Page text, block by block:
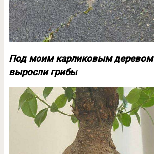
Под моим карликовым деревом
выросли грибы